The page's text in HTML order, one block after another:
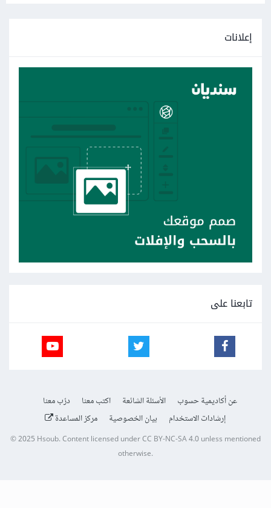
إعلانات
تابعنا على
عن أكاديمية حسوب الأسئلة الشائعة اكتب معنا
درّب معنا
إرشادات الاستخدام
بيان الخصوصية مركز المساعدة
© 2025 Hsoub.Content licensed underCC BY-NC-SA 4.0unless mentioned
otherwise.